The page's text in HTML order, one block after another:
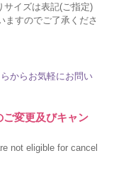
サイズは表記(ご指定)
ますのでご了承くださ
らからお気軽にお問い
変更及びキャン
not eligible for cancel